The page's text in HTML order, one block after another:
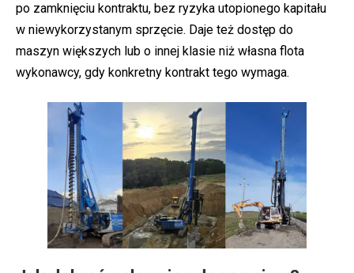
po zamknięciu kontraktu, bez ryzyka utopionego kapitału
w niewykorzystanym sprzęcie. Daje też dostęp do
maszyn większych lub o innej klasie niż własna flota
wykonawcy, gdy konkretny kontrakt tego wymaga.